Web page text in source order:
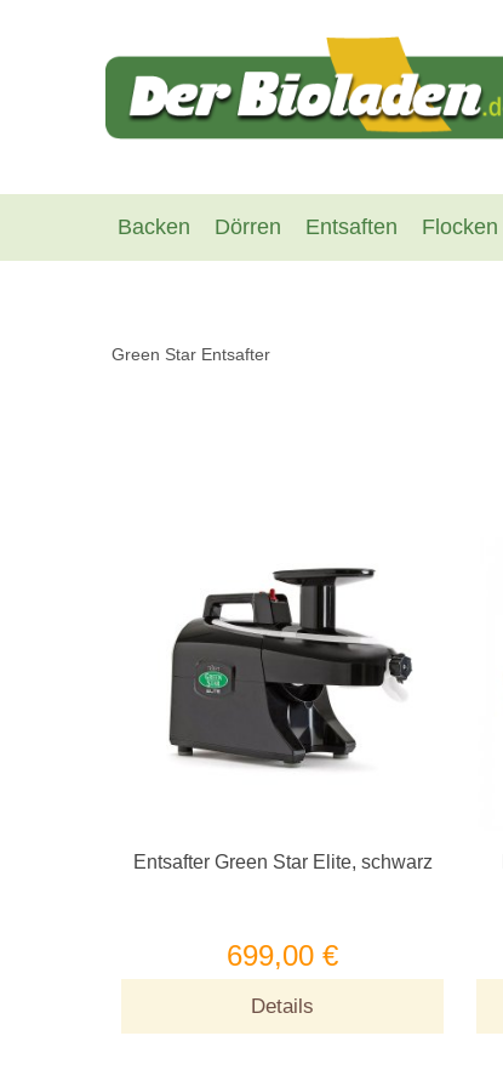
Backen Dörren Entsaften Flocken
Green Star Entsafter
Entsafter Green Star Elite, schwarz
699,00 €
Details